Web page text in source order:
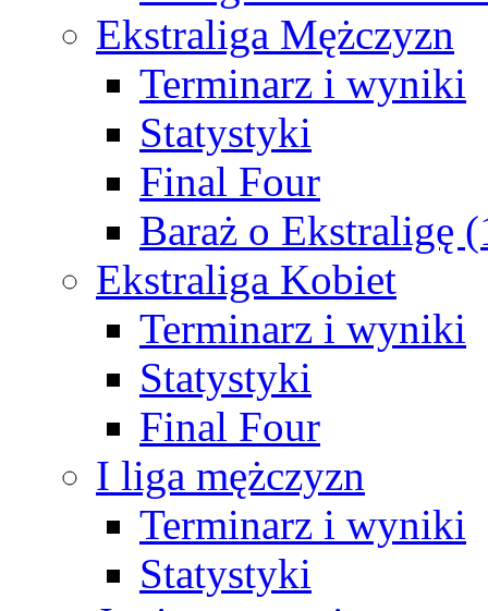
Ekstraliga Mężczyzn
Terminarz i wyniki
Statystyki
Final Four
Baraż o Ekstraligę
Ekstraliga Kobiet
Terminarz i wyniki
Statystyki
Final Four
I liga mężczyzn
Terminarz i wyniki
Statystyki